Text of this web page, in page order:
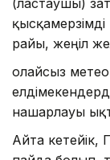
райы, жеңіл
Қолайсыз
нашарлауы
Айта кетейік,